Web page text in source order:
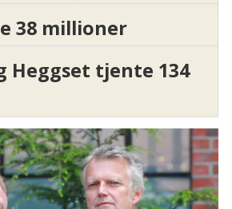
38 millioner
Heggset tjente 134